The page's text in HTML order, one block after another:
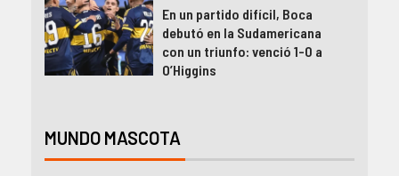
En un partido difícil, Boca
debutó en la Sudamericana
con un triunfo: venció 1-0 a
O’Higgins
MUNDO MASCOTA